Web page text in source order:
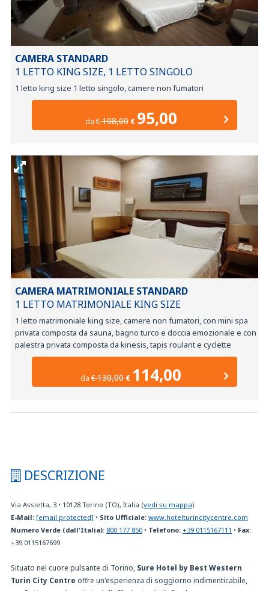
CAMERA STANDARD
1 LETTO KING SIZE, 1 LETTO SINGOLO
1 letto king size 1 letto singolo, camere non fumatori
da€108,00 € 95,00
CAMERA MATRIMONIALE STANDARD
1 LETTO MATRIMONIALE KING SIZE
1 letto matrimoniale king size, camere non fumatori, con mini spa
privata composta da sauna, bagno turco e doccia emozionale e con
palestra privata composta da kinesis, tapis roulant e cyclette
da€130,00 € 114,00
DESCRIZIONE
Via Assietta, 3 • 10128 Torino (TO), Italia (vedi su mappa)
E-Mail: [email protected] • Sito Ufficiale: www.hotelturincitycentre.com
Numero Verde (dall'Italia): 800 177 850 • Telefono: +39 0115167111 • Fax:
+39 0115167699
Situato nel cuore pulsante di Torino, Sure Hotel by Best Western
Turin City Centre offre un'esperienza di soggiorno indimenticabile,